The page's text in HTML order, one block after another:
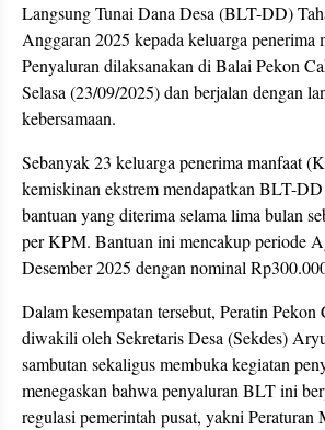
Langsung Tunai Dana Desa (BLT-DD)
Anggaran 2025 kepada keluarga penerima
Penyaluran dilaksanakan di Balai Pekon
Selasa (23/09/2025) dan berjalan dengan
kebersamaan.
Sebanyak 23 keluarga penerima manfaat
kemiskinan ekstrem mendapatkan BLT-
bantuan yang diterima selama lima bulan
per KPM. Bantuan ini mencakup periode
Desember 2025 dengan nominal
Dalam kesempatan tersebut, Peratin
diwakili oleh Sekretaris Desa (Sekdes)
sambutan sekaligus membuka kegiatan
menegaskan bahwa penyaluran BLT ini
regulasi pemerintah pusat, yakni Peraturan